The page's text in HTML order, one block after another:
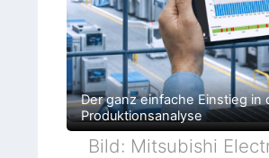
Der ganz einfache Einstieg in
Produktionsanalyse
Bild: Mitsubishi